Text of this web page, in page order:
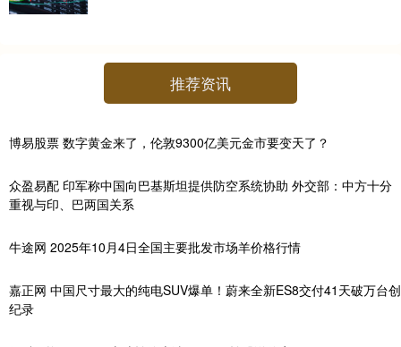
推荐资讯
博易股票 数字黄金来了，伦敦9300亿美元金市要变天了？
众盈易配 印军称中国向巴基斯坦提供防空系统协助 外交部：中方十分
重视与印、巴两国关系
牛途网 2025年10月4日全国主要批发市场羊价格行情
嘉正网 中国尺寸最大的纯电SUV爆单！蔚来全新ES8交付41天破万台创
纪录